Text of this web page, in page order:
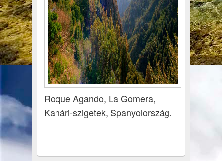
Roque Agando, La Gomera,
Kanári-szigetek, Spanyolország.